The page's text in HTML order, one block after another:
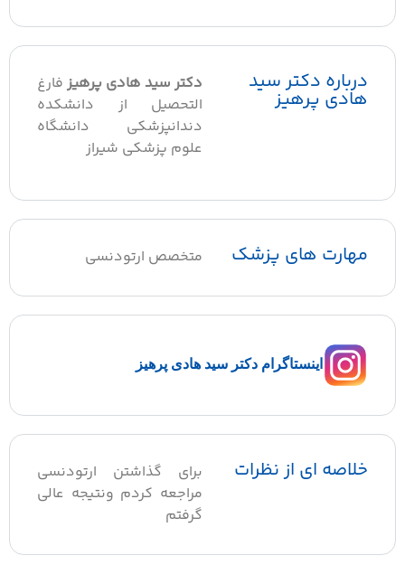
درباره دکتر سید
هادی پرهیز
دکتر سید هادی پرهیزفارغ
التحصیل از دانشکده
دندانپزشکی دانشگاه
علوم پزشکی شیراز
مهارت های پزشک متخصص ارتودنسی
اینستاگرام دکتر سید هادی پرهیز
خلاصه ای از نظرات
برای گذاشتن ارتودنسی
مراجعه کردم ونتیجه عالی
گرفتم